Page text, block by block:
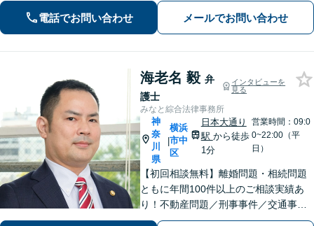
ーの顧問経験豊富」土地・建物の明渡
しや賃料回収など幅広くサポート【夜
間・休日面談可】【電話相談対応】
電話でお問い合わせ メールでお問い合わせ
海老名 毅 弁
護士
インタビューを
見る
みなと綜合法律事務所
神
奈
川
県
|
横浜
市中
区
日本大通り
駅 から徒歩
1分
営業時間：09:0
0~22:00（平
日）
【初回相談無料】離婚問題・相続問題
ともに年間100件以上のご相談実績あ
り！不動産問題／刑事事件／交通事故
／借金問題／労働問題／債権回収にも